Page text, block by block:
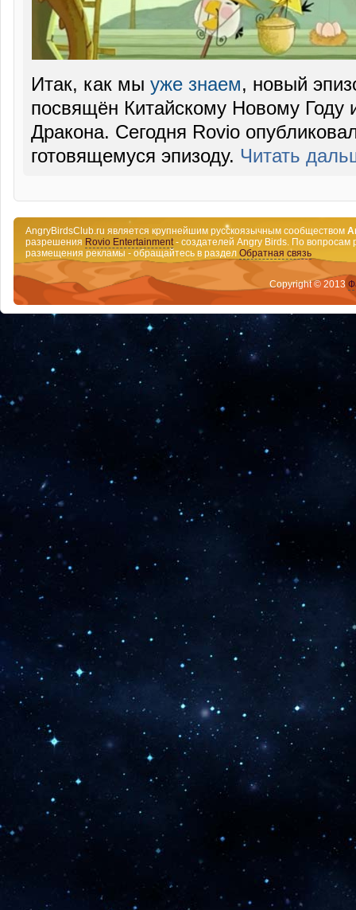
Итак, как мы уже знаем, новый
посвящён Китайскому Новому Году
Дракона. Сегодня Rovio
готовящемуся эпизоду. Читать
AngryBirdsClub.ru является крупнейшим русскоязычным сообществом
разрешения Rovio Entertainment- создателей Angry Birds. По вопросам
размещения рекламы - обращайтесь в раздел Обратная связь
Copyright © 2013